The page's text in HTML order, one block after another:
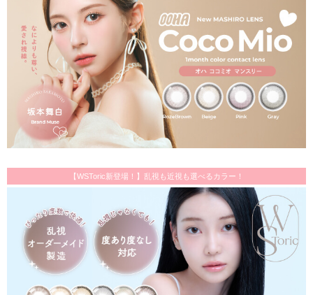
【WSToric新登場！】乱視も近視も選べるカラー！